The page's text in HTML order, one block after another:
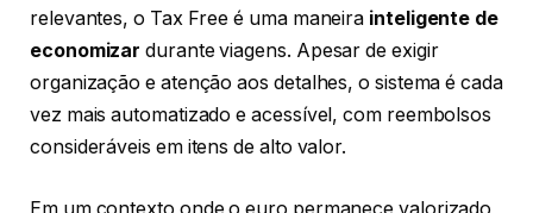
relevantes, o Tax Free é uma maneira inteligente de
economizar durante viagens. Apesar de exigir
organização e atenção aos detalhes, o sistema é cada
vez mais automatizado e acessível, com reembolsos
consideráveis em itens de alto valor.